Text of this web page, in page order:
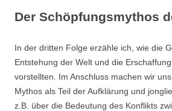
Der Schöpfungsmythos
In der dritten Folge erzähle ich, wie die
Entstehung der Welt und die
vorstellten. Im Anschluss machen wir
Mythos als Teil der Aufklärung und
z.B. über die Bedeutung des Konflikts